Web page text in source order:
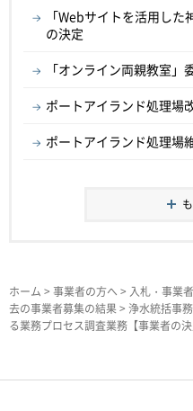
「Webサイトを活用し
の決定
「オンライン両親教室」
ポートアイランド処理場
ポートアイランド処理場
ホーム > 事業者の方へ > 入札・事業
去の事業者募集の結果> 浄水統括事
る業務プロセス調査業務【事業者の決